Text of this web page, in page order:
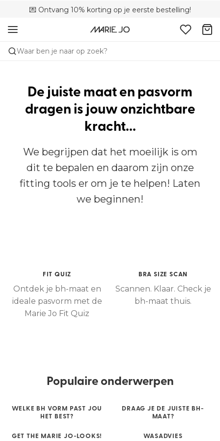
💌 Ontvang 10% korting op je eerste bestelling!
🚚 Gratis bezorging boven €90
📦 Gratis retourneren
Waar ben je naar op zoek?
De juiste maat en pasvorm
dragen is jouw onzichtbare
kracht...
We begrijpen dat het moeilijk is om
dit te bepalen en daarom zijn onze
fitting tools er om je te helpen! Laten
we beginnen!
FIT QUIZ
Ontdek je bh-maat en
ideale pasvorm met de
Marie Jo Fit Quiz
BRA SIZE SCAN
Scannen. Klaar. Check je
bh-maat thuis.
Populaire onderwerpen
WELKE BH VORM PAST JOU
HET BEST?
DRAAG JE DE JUISTE BH-
MAAT?
GET THE MARIE JO-LOOKS! WASADVIES